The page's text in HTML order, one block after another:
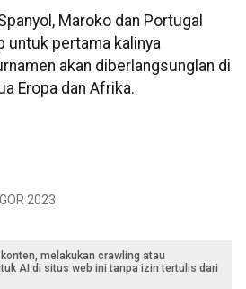
Maroko dan Portugal
untuk pertama kalinya
akan diberlangsunglan di
Eropa dan Afrika.
2023
melakukan crawling atau
AI di situs web ini tanpa izin tertulis dari